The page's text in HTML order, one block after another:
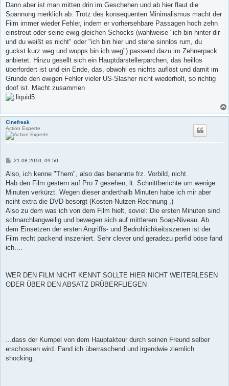
Dann aber ist man mitten drin im Geschehen und ab hier flaut die
Spannung merklich ab. Trotz des konsequenten Minimalismus macht der
Film immer wieder Fehler, indem er vorhersehbare Passagen hoch zehn
einstreut oder seine ewig gleichen Schocks (wahlweise "ich bin hinter dir
und du weißt es nicht" oder "ich bin hier und stehe sinnlos rum, du
guckst kurz weg und wupps bin ich weg") passend dazu im Zehnerpack
anbietet. Hinzu gesellt sich ein Hauptdarstellerpärchen, das heillos
überfordert ist und ein Ende, das, obwohl es nichts auflöst und damit im
Grunde den ewigen Fehler vieler US-Slasher nicht wiederholt, so richtig
doof ist. Macht zusammen
Cinefreak
Action Experte
B
i
r
a
21.08.2010, 09:50
Also, ich kenne "Them", also das benannte frz. Vorbild, nicht.
Hab den Film gestern auf Pro 7 gesehen, lt. Schnittberichte um wenige
Minuten verkürzt. Wegen dieser anderthalb Minuten habe ich mir aber
nciht extra die DVD besorgt (Kosten-Nutzen-Rechnung ,)
Also zu dem was ich von dem Film hielt, soviel: Die ersten Minuten sind
schnarchlangweilig und bewegen sich auf mittlerem Soap-Niveau. Ab
dem Einsetzen der ersten Angriffs- und Bedrohlichkeitsszenen ist der
Film recht packend inszeniert. Sehr clever und geradezu perfid böse fand
ich....
WER DEN FILM NICHT KENNT SOLLTE HIER NICHT WEITERLESEN
ODER ÜBER DEN ABSATZ DRÜBERFLIEGEN
...dass der Kumpel von dem Hauptakteur durch seinen Freund selber
erschossen wird. Fand ich überraschend und irgendwie ziemlich
shocking.